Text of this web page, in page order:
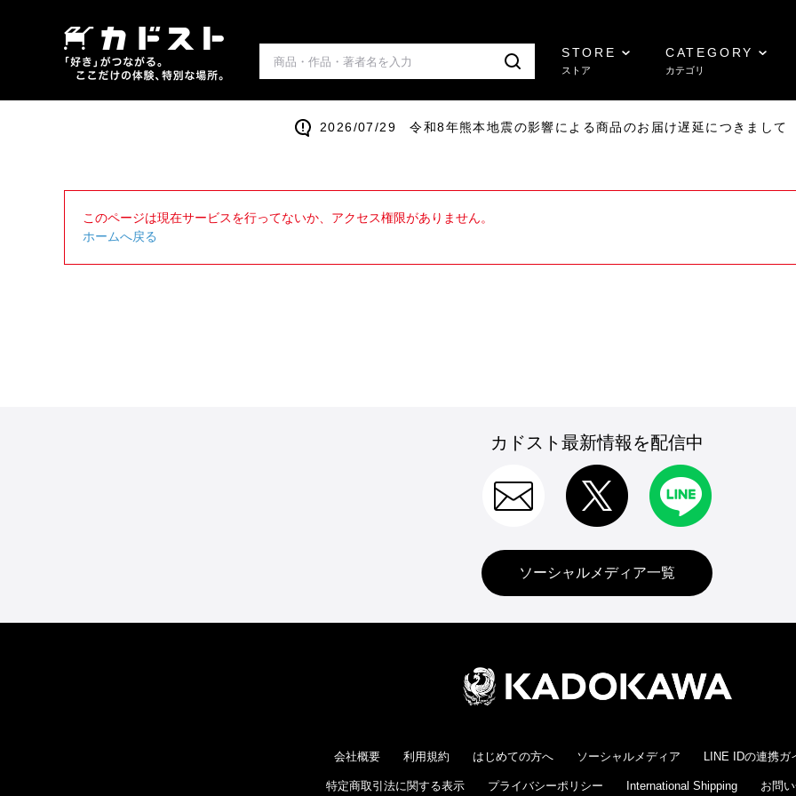
STORE
ストア
CATEGORY
カテゴリ
2026/07/29 令和8年熊本地震の影響による商品のお届け遅延につきまして
このページは現在サービスを行ってないか、アクセス権限がありません。
ホームへ戻る
カドスト最新情報を配信中
ソーシャルメディア一覧
会社概要 利用規約 はじめての方へ ソーシャルメディア LINE IDの連携ガ
特定商取引法に関する表示 プライバシーポリシー International Shipping お問